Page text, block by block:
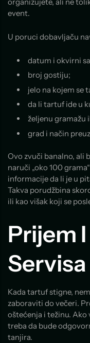
event.
U poruci dobavljaču
datum i okvirni
broj gostiju;
jelo na kojem se
da li tartuf ide u
željenu gramažu
grad i način
Ovo zvuči banalno, ali
naruči „oko 100
informacije da li je u
Takva porudžbina
ili kao višak koji se
Prijem
Servisa
Kada tartuf stigne,
zaboraviti do večeri.
oštećenja i težinu. Ako
treba da bude
tanjira.